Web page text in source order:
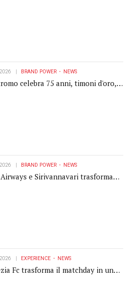
BRAND POWER NEWS
celebra 75 anni, timoni d'oro,
BRAND POWER NEWS
e Sirivannavari trasformano
EXPERIENCE NEWS
Fc trasforma il matchday in una